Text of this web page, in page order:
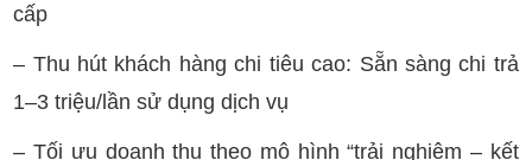
cấp
– Thu hút khách hàng chi tiêu cao: Sẵn sàng chi trả
1–3 triệu/lần sử dụng dịch vụ
– Tối ưu doanh thu theo mô hình “trải nghiệm – kết